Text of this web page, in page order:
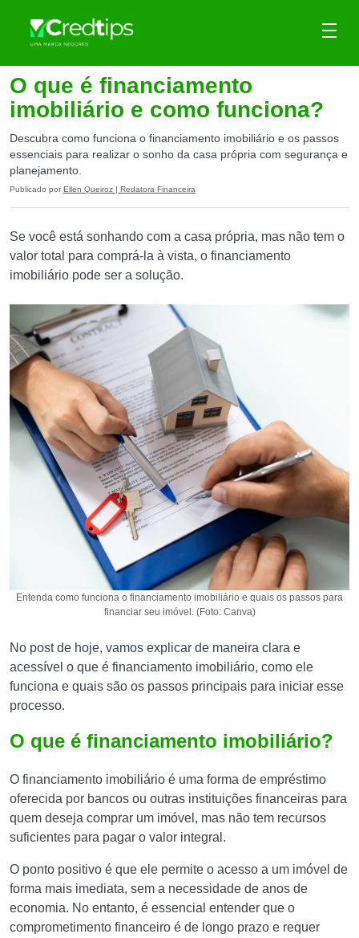
O que é financiamento
imobiliário e como funciona?
Descubra como funciona o financiamento imobiliário e os passos
essenciais para realizar o sonho da casa própria com segurança e
planejamento.
Publicado por Ellen Queiroz | Redatora Financeira
Se você está sonhando com a casa própria, mas não tem o
valor total para comprá-la à vista, o financiamento
imobiliário pode ser a solução.
Entenda como funciona o financiamento imobiliário e quais os passos para
financiar seu imóvel. (Foto: Canva)
No post de hoje, vamos explicar de maneira clara e
acessível o que é financiamento imobiliário, como ele
funciona e quais são os passos principais para iniciar esse
processo.
O que é financiamento imobiliário?
O financiamento imobiliário é uma forma de empréstimo
oferecida por bancos ou outras instituições financeiras para
quem deseja comprar um imóvel, mas não tem recursos
suficientes para pagar o valor integral.
O ponto positivo é que ele permite o acesso a um imóvel de
forma mais imediata, sem a necessidade de anos de
economia. No entanto, é essencial entender que o
comprometimento financeiro é de longo prazo e requer